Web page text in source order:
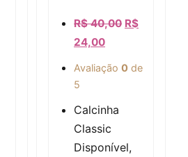
R$40,00 R$
24,00
Avaliação 0 de
5
Calcinha
Classic
Disponível,